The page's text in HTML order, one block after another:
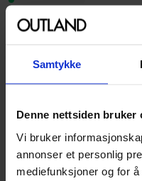
Samtykke
Denne nettsiden bruker
Vi bruker
annonser et personlig
mediefunksjoner og for